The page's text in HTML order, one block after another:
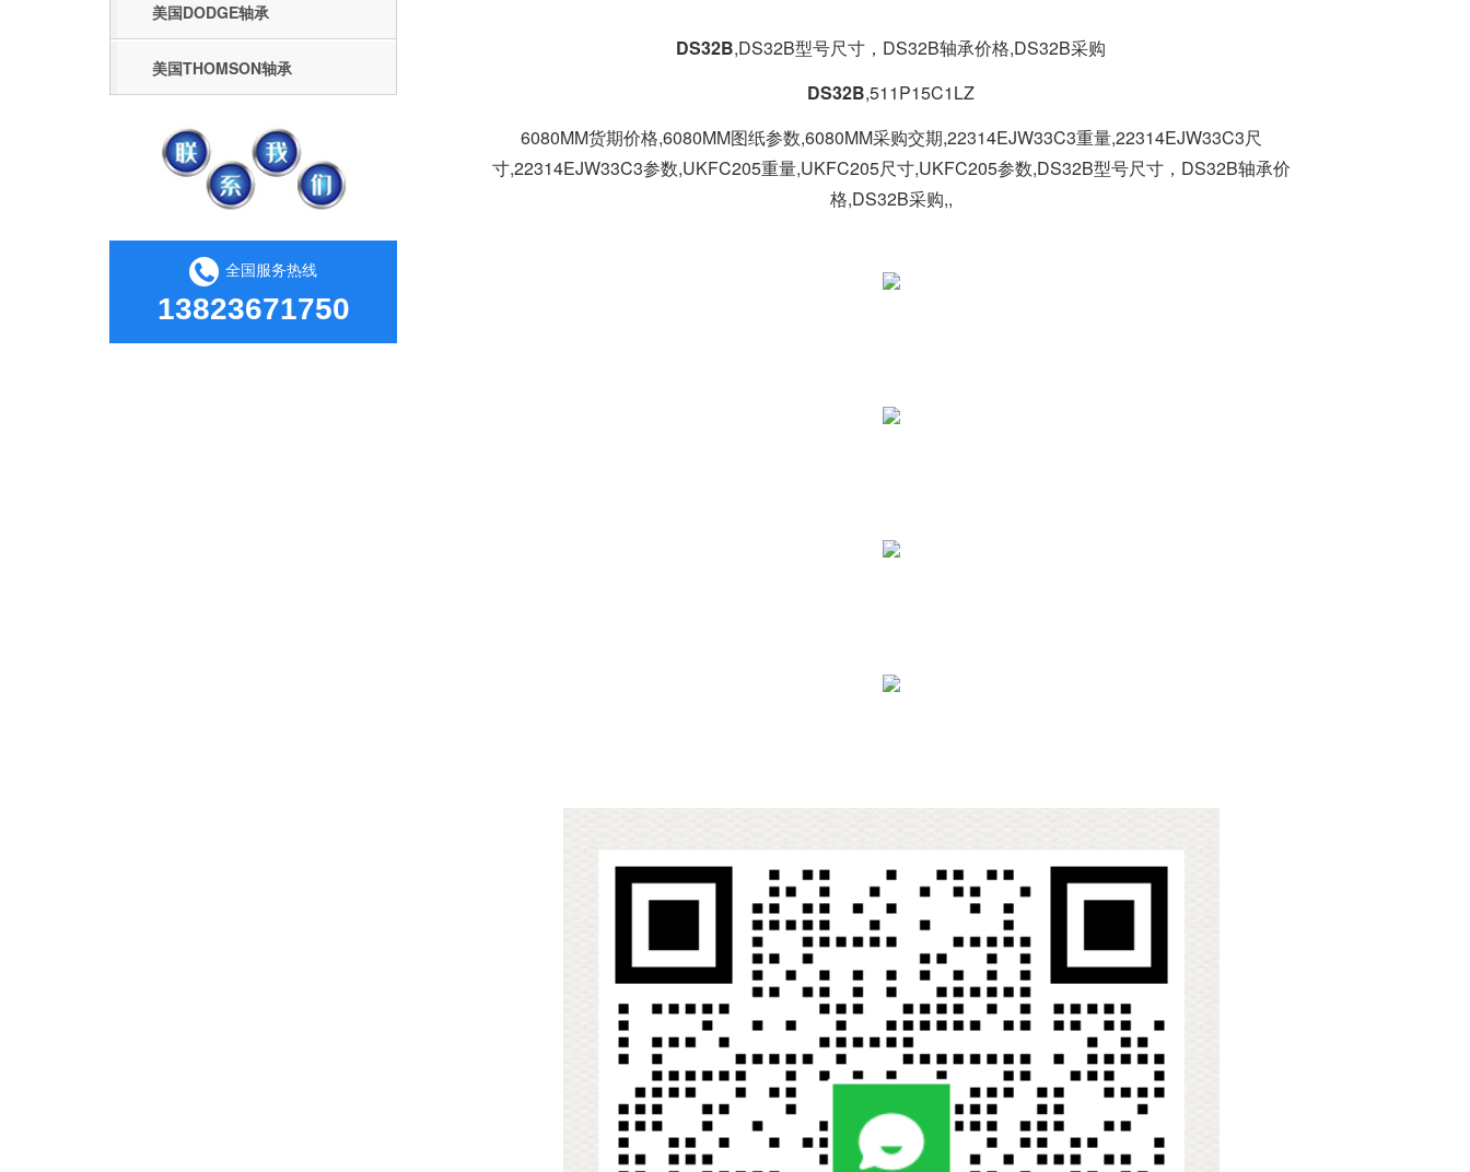
美国DODGE轴承
美国THOMSON轴承
全国服务热线
13823671750
DS32B,DS32B型号尺寸，DS32B轴承价格,DS32B采购
DS32B,511P15C1LZ
6080MM货期价格,6080MM图纸参数,6080MM采购交期,22314EJW33C3重量,22314EJW33C3尺
寸,22314EJW33C3参数,UKFC205重量,UKFC205尺寸,UKFC205参数,DS32B型号尺寸，DS32B轴承价
格,DS32B采购,,